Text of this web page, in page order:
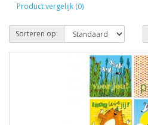
Product vergelijk (0)
Sorteren op: